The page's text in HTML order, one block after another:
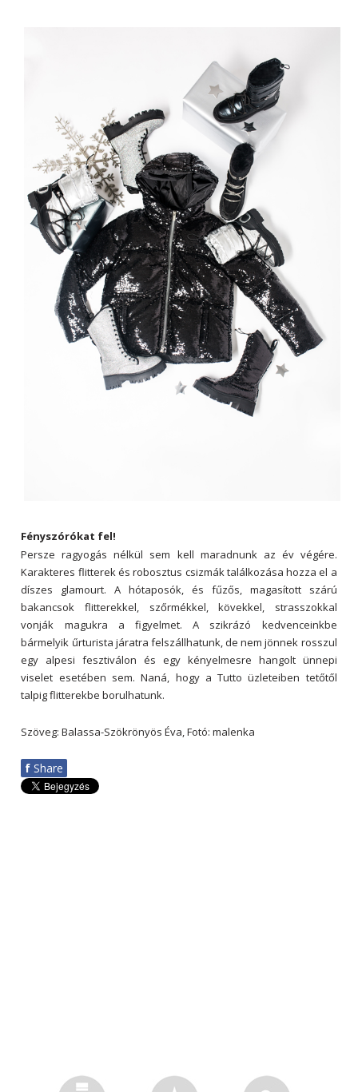
Fényszórókat fel!
Persze ragyogás nélkül sem kell maradnunk az év végére.
Karakteres flitterek és robosztus csizmák találkozása hozza el a
díszes glamourt. A hótaposók, és fűzős, magasított szárú
bakancsok flitterekkel, szőrmékkel, kövekkel, strasszokkal
vonják magukra a figyelmet. A szikrázó kedvenceinkbe
bármelyik űrturista járatra felszállhatunk, de nem jönnek rosszul
egy alpesi fesztiválon és egy kényelmesre hangolt ünnepi
viselet esetében sem. Naná, hogy a Tutto üzleteiben tetőtől
talpig flitterekbe borulhatunk.
Szöveg: Balassa-Szökrönyös Éva, Fotó: malenka
f Share